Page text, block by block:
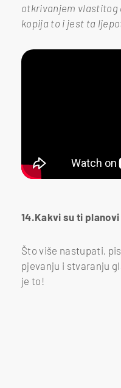
otkrivanjem vlastitog
kopija to i jest ta
14.Kakvi su ti
Što više nastupati,
pjevanju i stvaranju
je to!